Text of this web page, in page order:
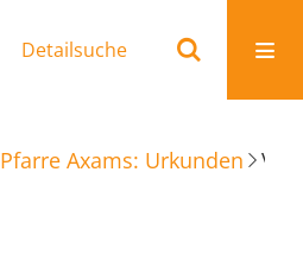
Detailsuche
Pfarre Axams: Urkunden